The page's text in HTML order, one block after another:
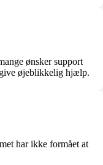
ønsker support
give øjeblikkelig hjælp.
har ikke formået at